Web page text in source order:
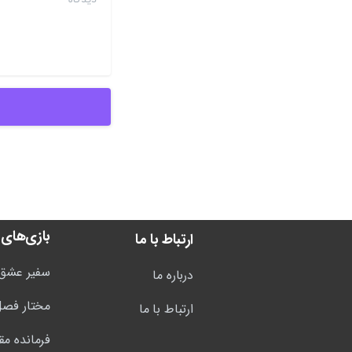
ارتباط با ما
درباره ما
ارتباط با ما
سفیر
مختار
فرمانده